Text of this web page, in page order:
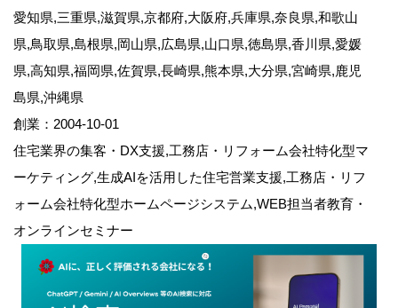
愛知県,三重県,滋賀県,京都府,大阪府,兵庫県,奈良県,和歌山
県,鳥取県,島根県,岡山県,広島県,山口県,徳島県,香川県,愛媛
県,高知県,福岡県,佐賀県,長崎県,熊本県,大分県,宮崎県,鹿児
島県,沖縄県
創業：2004-10-01
住宅業界の集客・DX支援,工務店・リフォーム会社特化型マ
ーケティング,生成AIを活用した住宅営業支援,工務店・リフ
ォーム会社特化型ホームページシステム,WEB担当者教育・
オンラインセミナー